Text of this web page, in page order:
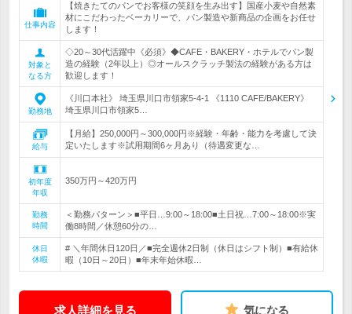
仕事内容
【焼きたてのパンでお客様の笑顔を生み出す】国産小麦や自然素
材にこだわったベーカリーで、パン製造や新商品の企画をお任せ
します！
対象と
なる方
◇20～30代活躍中《必須》◆CAFE・BAKERY・ホテルでパン製
造の経験（2年以上）◎オールスクラッチ製法の経験がある方は
歓迎します！
勤務地
《川口本社》 埼玉県川口市領家5-4-1 《1110 CAFE/BAKERY》
埼玉県川口市領家5…
給与
【月給】250,000円～300,000円※経験・年齢・能力を考慮して決
定いたします※試用期間6ヶ月あり（待遇変更な…
初年度
年収
350万円～420万円
勤務
時間
＜勤務パターン＞■平日…9:00～18:00■土日祝…7:00～18:00※実
働8時間／休憩60分の…
休日
休暇
# ＼年間休日120日／■完全週休2日制（休日はシフト制）■有給休
暇（10日～20日）■年末年始休暇…
求人詳細を見る 気になる